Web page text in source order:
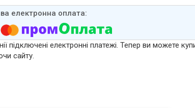
підключені електронні платежі. Тепер ви можете
сайту.